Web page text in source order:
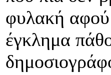
φυλακή αφού
έγκλημα